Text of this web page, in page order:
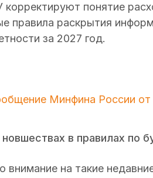
понятие
правила раскрытия
за 2027 год.
Минфина России
в правилах по
внимание на такие